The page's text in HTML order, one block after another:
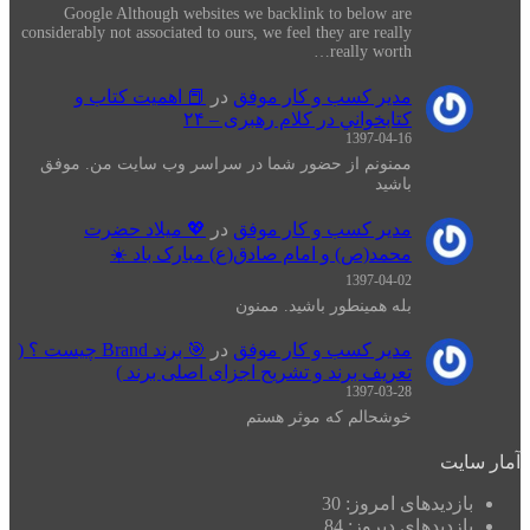
Google Although websites we backlink to below are
considerably not associated to ours, we feel they are really
really worth…
مدیر کسب و کار موفقدر 📕 اهميت كتاب و
كتابخواني در كلام رهبری – ۲۴
ممنونم از حضور شما در سراسر وب سایت من. موفق
مدیر کسب و کار موفقدر 💖 میلاد حضرت
محمد(ص) و امام صادق(ع) مبارک باد ☀️
بله همینطور باشید. ممنون
مدیر کسب و کار موفقدر
🎯 برند Brand چیست ؟ (
تعریف برند و تشریح اجزای اصلی برند )
خوشحالم که موثر هستم
امروز:30
دیروز:84